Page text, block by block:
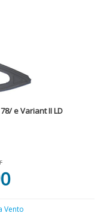
e Variant II LD
Vento